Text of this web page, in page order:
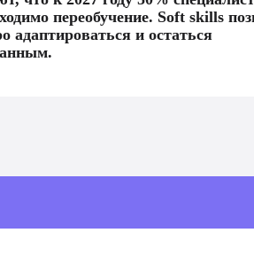
переобучение. Soft skills
адаптироваться и остаться